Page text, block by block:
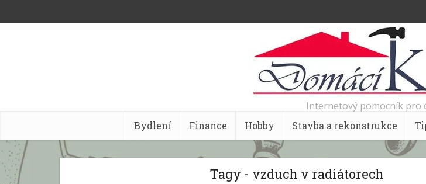
Internetový pomocník pro
Bydlení Finance Hobby Stavba a rekonstrukce
Tagy - vzduch v radiátorech